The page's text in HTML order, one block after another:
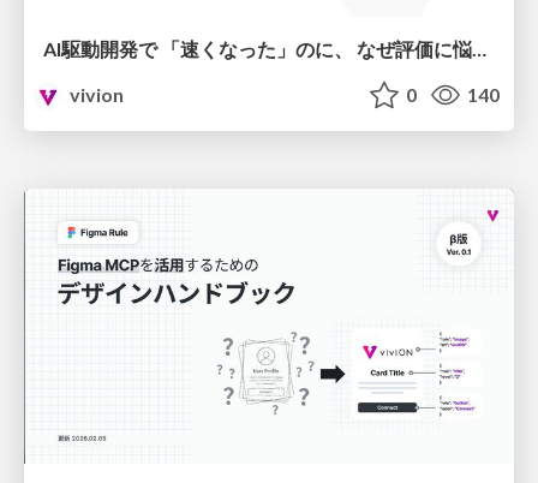
AI駆動開発で 「速くなった」のに、 なぜ評価に悩むのか
vivion
0 140